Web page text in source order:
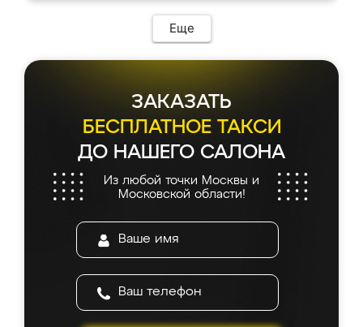
Еще
ЗАКАЗАТЬ
БЕСПЛАТНОЕ ТАКСИ
ДО НАШЕГО САЛОНА
Из любой точки Москвы и
Московской области!